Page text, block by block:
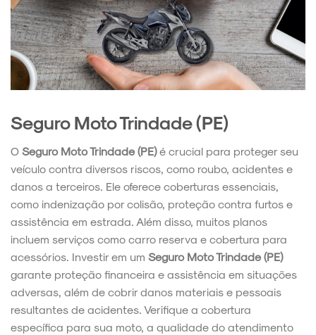
Seguro Moto Trindade (PE)
O Seguro Moto Trindade (PE)é crucial para proteger seu
veículo contra diversos riscos, como roubo, acidentes e
danos a terceiros. Ele oferece coberturas essenciais,
como indenização por colisão, proteção contra furtos e
assistência em estrada. Além disso, muitos planos
incluem serviços como carro reserva e cobertura para
acessórios. Investir em um Seguro Moto Trindade (PE)
garante proteção financeira e assistência em situações
adversas, além de cobrir danos materiais e pessoais
resultantes de acidentes. Verifique a cobertura
específica para sua moto, a qualidade do atendimento